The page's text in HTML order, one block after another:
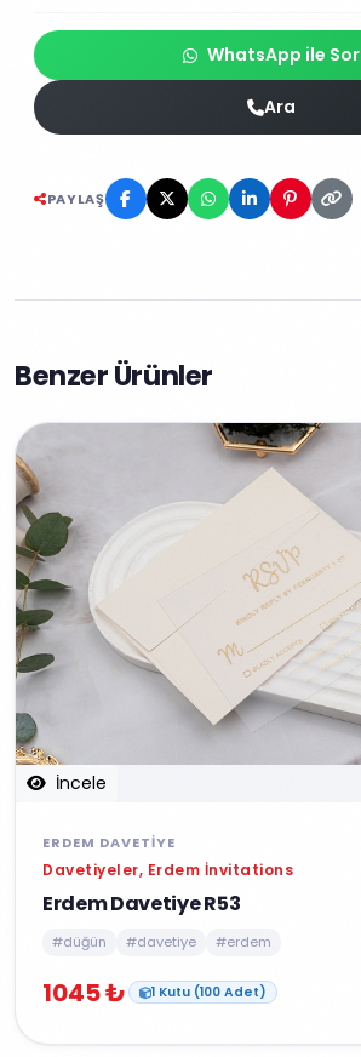
WhatsApp ile Sor
Ara
PAYLAŞ
Benzer Ürünler
İncele
ERDEM DAVETIYE
Davetiyeler, Erdem İnvitations
Erdem Davetiye R53
#düğün #davetiye #erdem
1045 ₺ 1 Kutu (100 Adet)